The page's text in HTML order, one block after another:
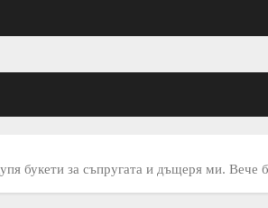
букети за съпругата и дъщеря ми. Вече